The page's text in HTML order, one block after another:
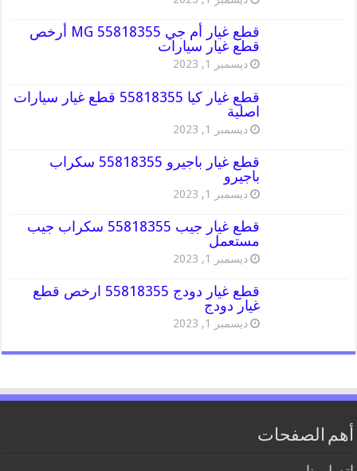
قطع غيار أم جي MG 55818355 أرخص
قطع غيار سيارات
ديسمبر 1, 2023
قطع غيار كيا 55818355 قطع غيار سيارات
اصلية
ديسمبر 1, 2023
قطع غيار باجيرو 55818355 سكراب
باجيرو
ديسمبر 1, 2023
قطع غيار جيب 55818355 سكراب جيب
مستعمل
ديسمبر 1, 2023
قطع غيار دودج 55818355 ارخص قطع
غيار دودج
ديسمبر 1, 2023
أهم الصفحات